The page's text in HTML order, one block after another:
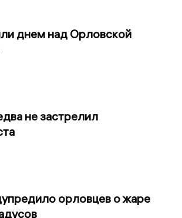
днем над Орловской
не застрелил
орловцев о жаре